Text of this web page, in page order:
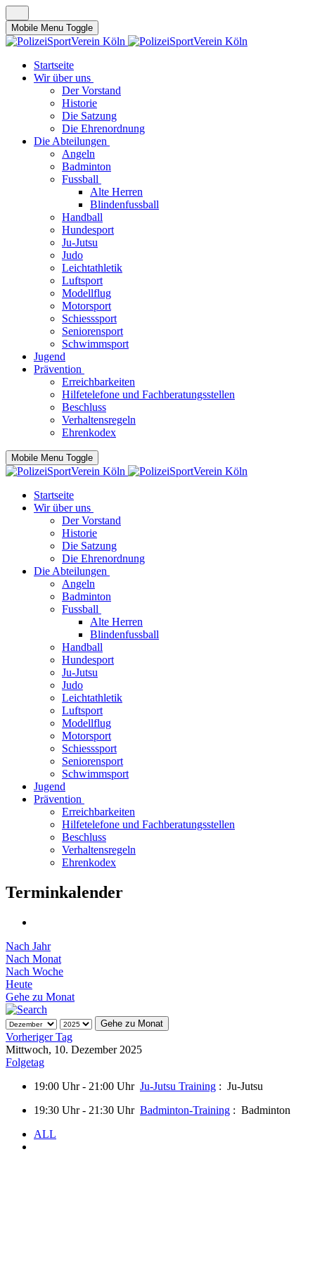
Mobile Menu Toggle
Startseite
Wir über uns
Der Vorstand
Historie
Die Satzung
Die Ehrenordnung
Die Abteilungen
Angeln
Badminton
Fussball
Alte Herren
Blindenfussball
Handball
Hundesport
Ju-Jutsu
Judo
Leichtathletik
Luftsport
Modellflug
Motorsport
Schiesssport
Seniorensport
Schwimmsport
Jugend
Prävention
Erreichbarkeiten
Hilfetelefone und Fachberatungsstellen
Beschluss
Verhaltensregeln
Ehrenkodex
Mobile Menu Toggle
Startseite
Wir über uns
Der Vorstand
Historie
Die Satzung
Die Ehrenordnung
Die Abteilungen
Angeln
Badminton
Fussball
Alte Herren
Blindenfussball
Handball
Hundesport
Ju-Jutsu
Judo
Leichtathletik
Luftsport
Modellflug
Motorsport
Schiesssport
Seniorensport
Schwimmsport
Jugend
Prävention
Erreichbarkeiten
Hilfetelefone und Fachberatungsstellen
Beschluss
Verhaltensregeln
Ehrenkodex
Terminkalender
Nach Jahr
Nach Monat
Nach Woche
Heute
Gehe zu Monat
Gehe zu Monat
Vorheriger Tag
Mittwoch, 10. Dezember 2025
Folgetag
19:00 Uhr - 21:00 Uhr Ju-Jutsu Training : Ju-Jutsu
19:30 Uhr - 21:30 Uhr Badminton-Training : Badminton
ALL